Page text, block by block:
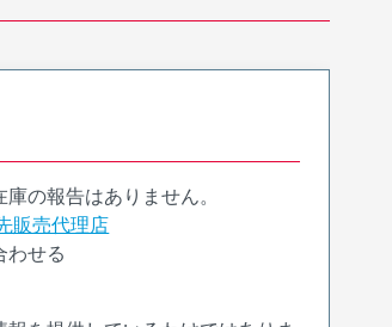
の報告はありません。
販売代理店
わせる